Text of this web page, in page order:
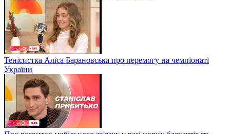
Тенісистка Аліса Барановська про перемогу на чемпіонаті
України